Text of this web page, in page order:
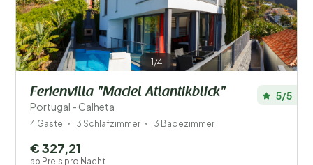
Ihr Urlaub
Wählen Sie Reisedaten und Ihre Begleitung
Wann?
Filter speichern
1/4
Ferienvilla "Maciel Atlantikblick"
Portugal - Calheta
5/5
4 Gäste 3 Schlafzimmer 3 Badezimmer
€ 327,21
ab Preis pro Nacht